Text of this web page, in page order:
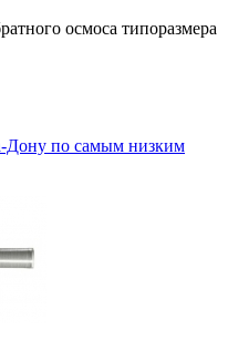
осмоса типоразмера